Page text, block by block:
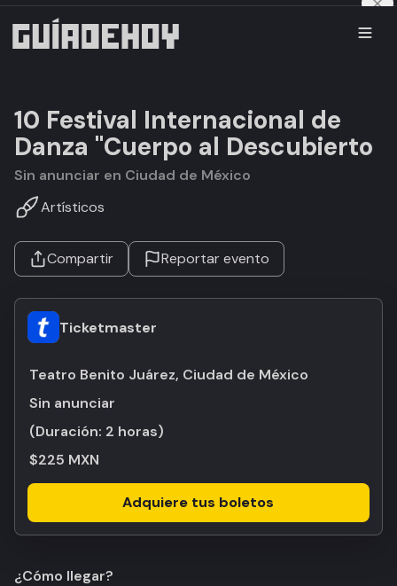
10 Festival Internacional de
Danza "Cuerpo al Descubierto
Sin anunciar en Ciudad de México
Artísticos
Compartir Reportar evento
Ticketmaster
Teatro Benito Juárez, Ciudad de México
Sin anunciar
(Duración: 2 horas)
$225 MXN
Adquiere tus boletos
¿Cómo llegar?